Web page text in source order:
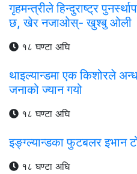
गृहमन्त्रीले हिन्दुराष्ट्र
छ, खेर नजाओस्- खुश्बु ओली
१८ घण्टा अघि
थाइल्यान्डमा एक किशोरले
जनाको ज्यान गयो
१८ घण्टा अघि
इङ्ग्ल्यान्डका फुटबलर इभान
१८ घण्टा अघि